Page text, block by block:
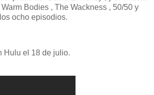
Bodies , The Wackness , 50/50 y
ocho episodios.
Hulu el 18 de julio.